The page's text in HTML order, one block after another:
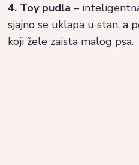
4. Toy pudla –
sjajno se uklapa u stan, a
koji žele zaista malog psa.